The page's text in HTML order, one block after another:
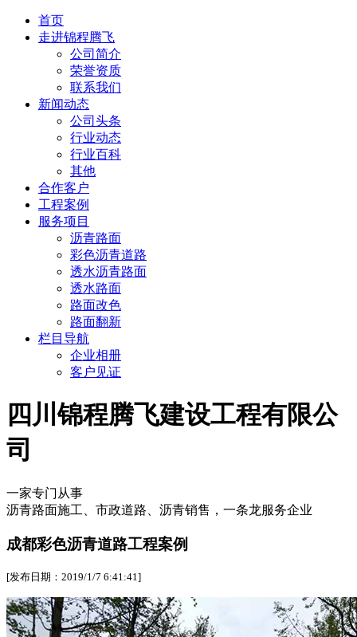
首页
走进锦程腾飞
公司简介
荣誉资质
联系我们
新闻动态
公司头条
行业动态
行业百科
其他
合作客户
工程案例
服务项目
沥青路面
彩色沥青道路
透水沥青路面
透水路面
路面改色
路面翻新
栏目导航
企业相册
客户见证
四川锦程腾飞建设工程有限公
司
一家专门从事
沥青路面施工、市政道路、沥青销售，一条龙服务企业
成都彩色沥青道路工程案例
[发布日期：2019/1/7 6:41:41]